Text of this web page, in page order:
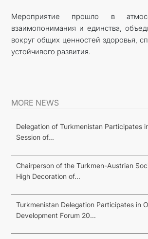
Мероприятие прошло в
взаимопонимания и единства,
вокруг общих ценностей здоровья,
устойчивого развития.
MORE NEWS
Delegation of Turkmenistan Participates
Session of...
Chairperson of the Turkmen-Austrian
High Decoration of...
Turkmenistan Delegation Participates in
Development Forum 20...